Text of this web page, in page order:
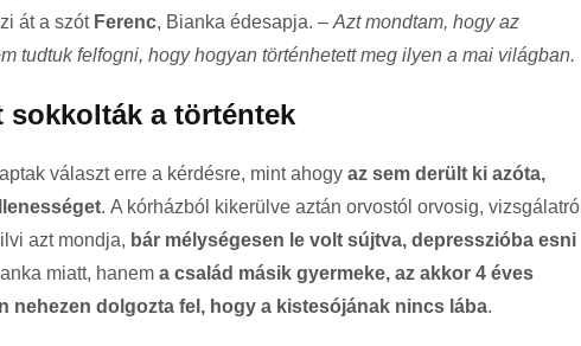
át a szót Ferenc, Bianka édesapja. – Azt mondtam, hogy az
tudtuk felfogni, hogy hogyan történhetett meg ilyen a mai világban.
sokkolták a történtek
választ erre a kérdésre, mint ahogy az sem derült ki azóta,
. A kórházból kikerülve aztán orvostól orvosig, vizsgálatról
azt mondja, bár mélységesen le volt sújtva, depresszióba esni
miatt, hanem a család másik gyermeke, az akkor 4 éves
nehezen dolgozta fel, hogy a kistesójának nincs lába.